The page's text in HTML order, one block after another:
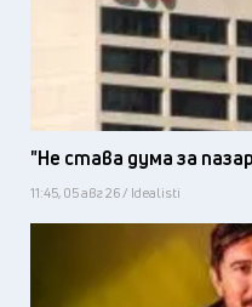
"Не става дума за
11:45, 05 авг 26 / Idealisti